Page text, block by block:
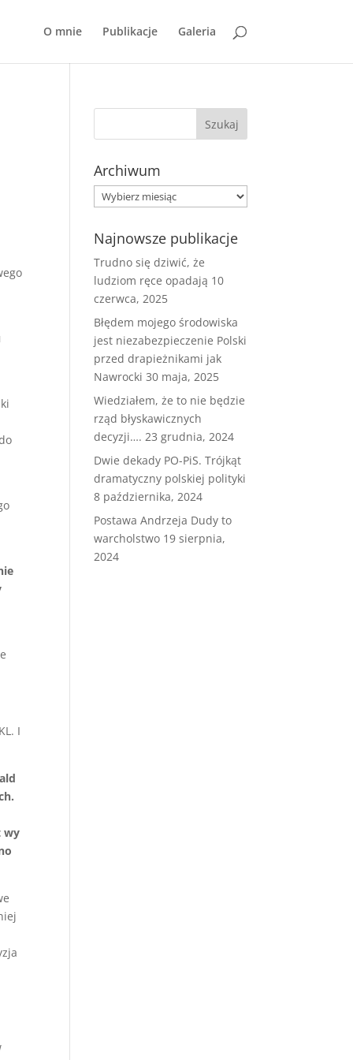
O mnie Publikacje Galeria
I
wy
Archiwum
Archiwum
Najnowsze publikacje
Trudno się dziwić, że
ludziom ręce opadają 10
czerwca, 2025
Błędem mojego środowiska
jest niezabezpieczenie Polski
przed drapieżnikami jak
Nawrocki 30 maja, 2025
Wiedziałem, że to nie będzie
rząd błyskawicznych
decyzji…. 23 grudnia, 2024
Dwie dekady PO-PiS. Trójkąt
dramatyczny polskiej polityki
8 października, 2024
Postawa Andrzeja Dudy to
warcholstwo 19 sierpnia,
2024